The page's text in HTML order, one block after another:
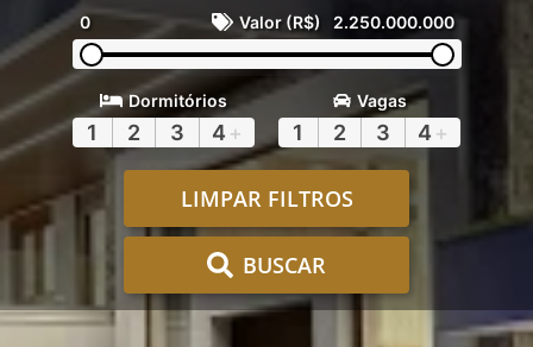
0 Valor (R$) 2.250.000.000
Dormitórios
1 2 3 4 +
Vagas
1 2 3 4 +
LIMPAR FILTROS
BUSCAR